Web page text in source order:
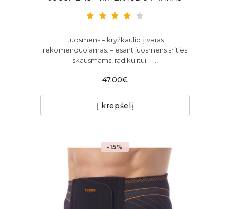
Juosmens – kryžkaulio įtvaras
rekomenduojamas: – esant juosmens srities
skausmams, radikulitui; – ..
47.00€
Į krepšelį
-15%